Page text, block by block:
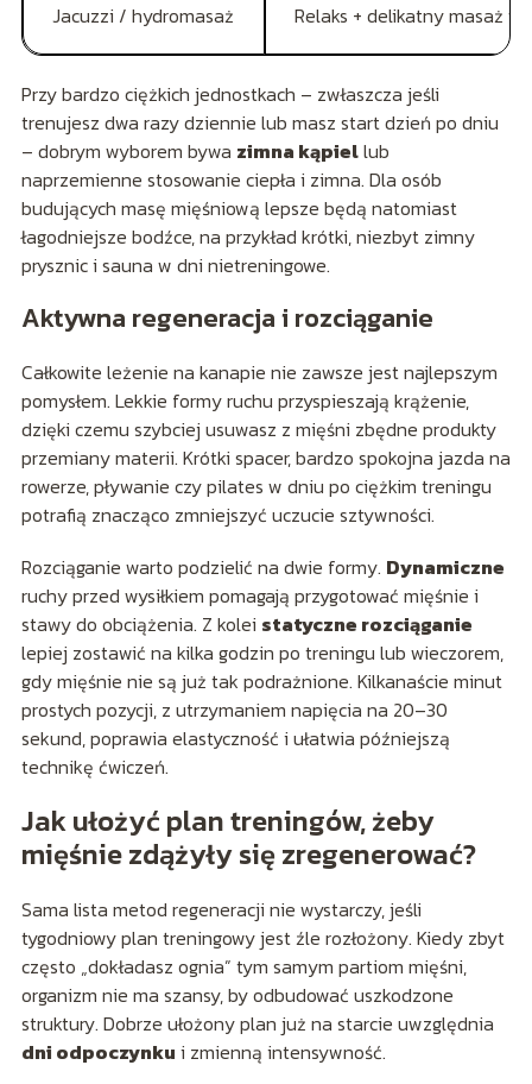
Jacuzzi / hydromasaż Relaks + delikatny masaż
Przy bardzo ciężkich jednostkach – zwłaszcza jeśli
trenujesz dwa razy dziennie lub masz start dzień po dniu
– dobrym wyborem bywa zimna kąpiellub
naprzemienne stosowanie ciepła i zimna. Dla osób
budujących masę mięśniową lepsze będą natomiast
łagodniejsze bodźce, na przykład krótki, niezbyt zimny
prysznic i sauna w dni nietreningowe.
Aktywna regeneracja i rozciąganie
Całkowite leżenie na kanapie nie zawsze jest najlepszym
pomysłem. Lekkie formy ruchu przyspieszają krążenie,
dzięki czemu szybciej usuwasz z mięśni zbędne produkty
przemiany materii. Krótki spacer, bardzo spokojna jazda na
rowerze, pływanie czy pilates w dniu po ciężkim treningu
potrafią znacząco zmniejszyć uczucie sztywności.
Rozciąganie warto podzielić na dwie formy. Dynamiczne
ruchy przed wysiłkiem pomagają przygotować mięśnie i
stawy do obciążenia. Z kolei statyczne rozciąganie
lepiej zostawić na kilka godzin po treningu lub wieczorem,
gdy mięśnie nie są już tak podrażnione. Kilkanaście minut
prostych pozycji, z utrzymaniem napięcia na 20–30
sekund, poprawia elastyczność i ułatwia późniejszą
technikę ćwiczeń.
Jak ułożyć plan treningów, żeby
mięśnie zdążyły się zregenerować?
Sama lista metod regeneracji nie wystarczy, jeśli
tygodniowy plan treningowy jest źle rozłożony. Kiedy zbyt
często „dokładasz ognia” tym samym partiom mięśni,
organizm nie ma szansy, by odbudować uszkodzone
struktury. Dobrze ułożony plan już na starcie uwzględnia
dni odpoczynku i zmienną intensywność.